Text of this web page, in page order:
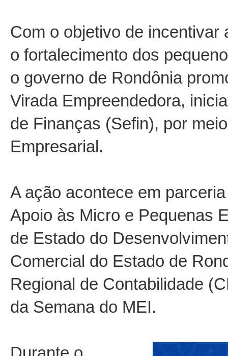
E
E-pat
Estrutura Básica
F
Fundo de Participação dos Municípos
G
O
Com o objetivo de
o fortalecimento dos
o governo de Rondônia
Virada Empreendedora,
de Finanças (Sefin), por
Empresarial.
A ação acontece em
Apoio às Micro e Pequenas
de Estado do
Comercial do Estado de
Regional de Contabilidade
da Semana do MEI.